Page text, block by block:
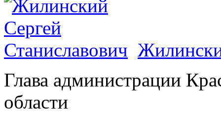
Глава администрации
области